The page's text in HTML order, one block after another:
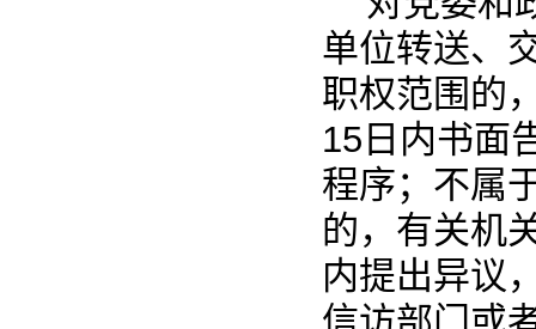
单位转送、
职权范围的
15日内书面
程序；不属
的，有关机
内提出异议